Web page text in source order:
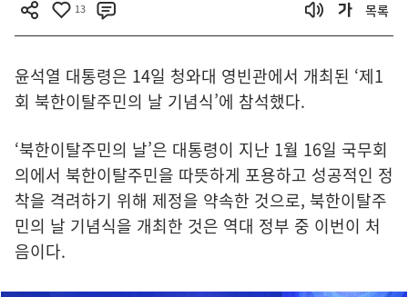
13 목록
윤석열 대통령은 14일 청와대 영빈관에서 개최된 ‘제1
회 북한이탈주민의 날 기념식’에 참석했다.
‘북한이탈주민의 날’은 대통령이 지난 1월 16일 국무회
의에서 북한이탈주민을 따뜻하게 포용하고 성공적인 정
착을 격려하기 위해 제정을 약속한 것으로, 북한이탈주
민의 날 기념식을 개최한 것은 역대 정부 중 이번이 처
음이다.